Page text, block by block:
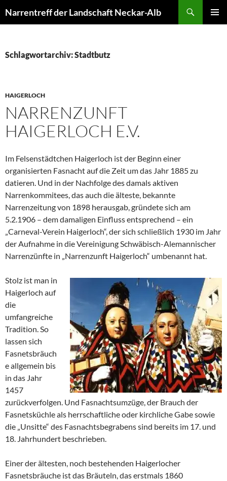
Inhalt
Narrentreff der Landschaft Neckar-Alb
Schlagwortarchiv: Stadtbutz
HAIGERLOCH
NARRENZUNFT
HAIGERLOCH E.V.
Im Felsenstädtchen Haigerloch ist der Beginn einer
organisierten Fasnacht auf die Zeit um das Jahr 1885 zu
datieren. Und in der Nachfolge des damals aktiven
Narrenkommitees, das auch die älteste, bekannte
Narrenzeitung von 1898 herausgab, gründete sich am
5.2.1906 – dem damaligen Einfluss entsprechend – ein
„Carneval-Verein Haigerloch“, der sich schließlich 1930 im Jahr
der Aufnahme in die Vereinigung Schwäbisch-Alemannischer
Narrenzünfte in „Narrenzunft Haigerloch“ umbenannt hat.
Stolz ist man in
Haigerloch auf
die
umfangreiche
Tradition. So
lassen sich
Fasnetsbräuch
e allgemein bis
in das Jahr
1457
zurückverfolgen. Und Fasnachtsumzüge, der Brauch der
Fasnetsküchle als herrschaftliche oder kirchliche Gabe sowie
die „Unsitte“ des Fasnachtsbegrabens sind bereits im 17. und
18. Jahrhundert beschrieben.
Einer der ältesten, noch bestehenden Haigerlocher
Fasnetsbräuche ist das Bräuteln, das erstmals 1860